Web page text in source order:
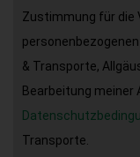
Zustimmung für die
& Transporte,
Bearbeitung meiner
Transporte.